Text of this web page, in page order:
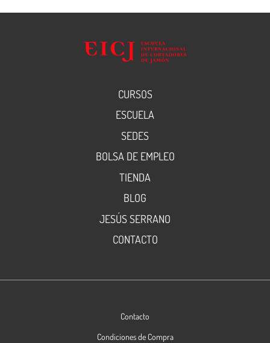
CURSOS
ESCUELA
SEDES
BOLSA DE EMPLEO
TIENDA
BLOG
JESÚS SERRANO
CONTACTO
Contacto
Condiciones de Compra